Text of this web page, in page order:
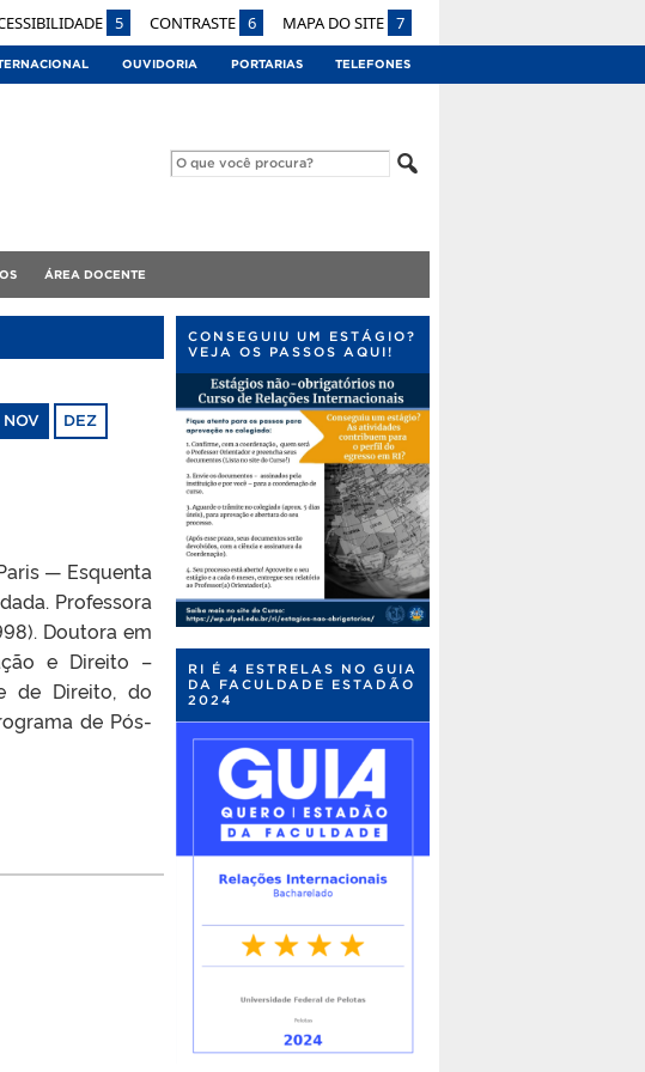
5 CONTRASTE 6 MAPA DO SITE 7
OUVIDORIA PORTARIAS TELEFONES
ÁREA DOCENTE
NOV DEZ
— Esquenta
Professora
Doutora em
e Direito –
de Direito, do
de Pós-
CONSEGUIU UM ESTÁGIO?
VEJA OS PASSOS AQUI!
RI É 4 ESTRELAS NO GUIA
DA FACULDADE ESTADÃO
2024